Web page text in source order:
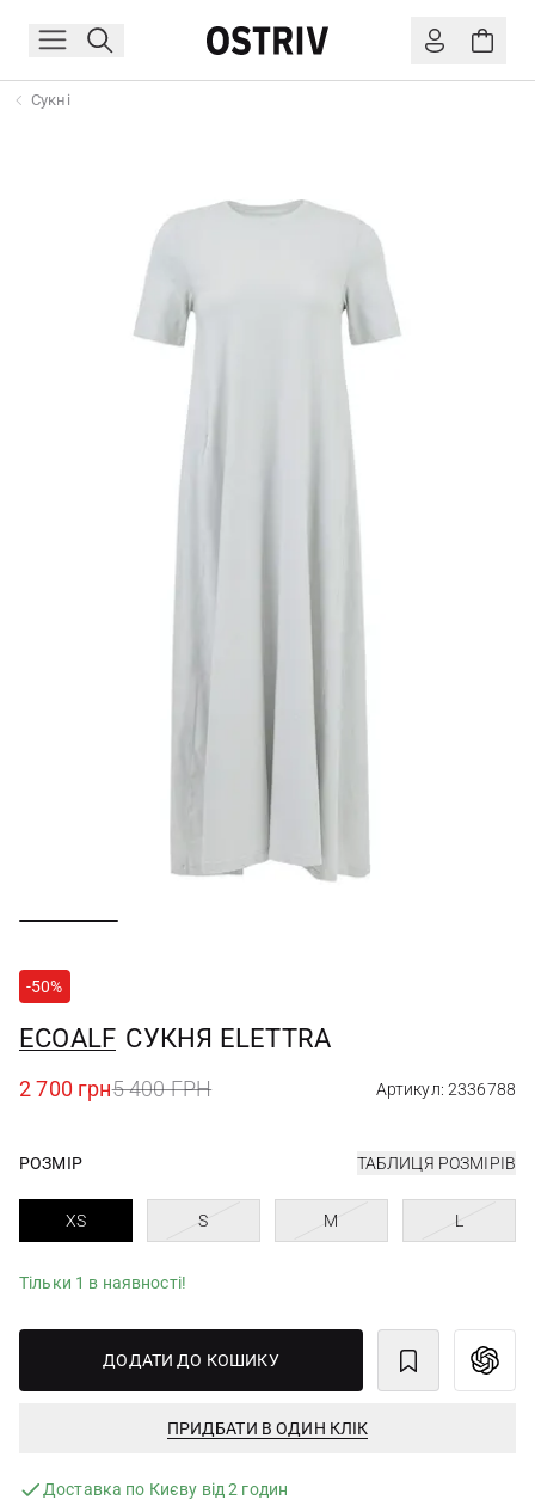
Сукні
-50%
ECOALF СУКНЯ ELETTRA
2 700 грн5 400 ГРН Артикул: 2336788
РОЗМІР ТАБЛИЦЯ РОЗМІРІВ
XS S M L
Тільки 1 в наявності!
ДОДАТИ ДО КОШИКУ
ПРИДБАТИ В ОДИН КЛІК
Доставка по Києву від 2 годин